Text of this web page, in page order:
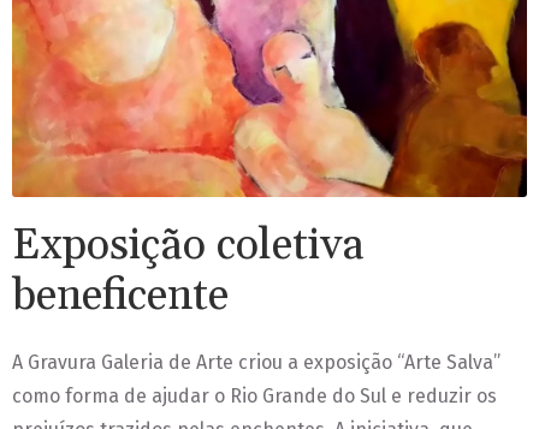
Exposição coletiva
beneficente
A Gravura Galeria de Arte criou a exposição “Arte Salva”
como forma de ajudar o Rio Grande do Sul e reduzir os